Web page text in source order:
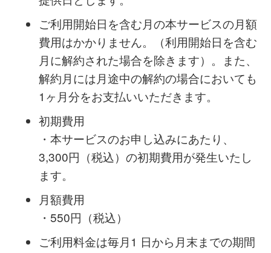
8.料金について
料金起算月はご利用開始日を含む月としま
す。なお、ご利用開始日は、本サービスの
提供日とします。
ご利用開始日を含む月の本サービスの月額
費用はかかりません。（利用開始日を含む
月に解約された場合を除きます）。また、
解約月には月途中の解約の場合においても
1ヶ月分をお支払いいただきます。
初期費用
・本サービスのお申し込みにあたり、
3,300円（税込）の初期費用が発生いたし
ます。